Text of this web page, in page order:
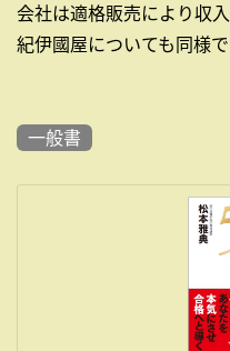
会社は適格販売により収
紀伊國屋についても同様で
一般書